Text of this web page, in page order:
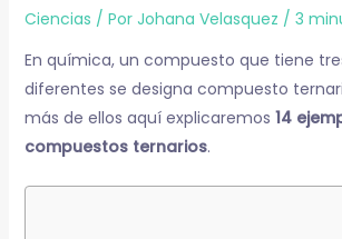
Ciencias / Por Johana Velasquez / 3
En química, un compuesto que tiene
diferentes se designa compuesto
más de ellos aquí explicaremos 14
compuestos ternarios.